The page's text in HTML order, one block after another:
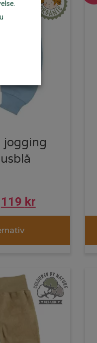
jogging
119 kr